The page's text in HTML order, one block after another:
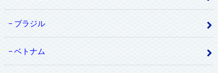
ブラジル
ベトナム